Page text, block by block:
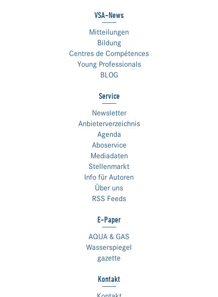
VSA-News
Mitteilungen
Bildung
Centres de Compétences
Young Professionals
BLOG
Service
Newsletter
Anbieterverzeichnis
Agenda
Aboservice
Mediadaten
Stellenmarkt
Info für Autoren
Über uns
RSS Feeds
E-Paper
AQUA & GAS
Wasserspiegel
gazette
Kontakt